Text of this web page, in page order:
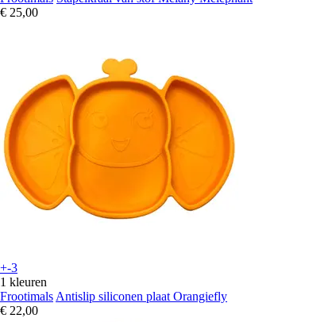
€ 25,00
+-3
1 kleuren
Frootimals Antislip siliconen plaat Orangiefly
€ 22,00